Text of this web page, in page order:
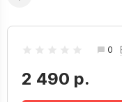
0
2 490 р.